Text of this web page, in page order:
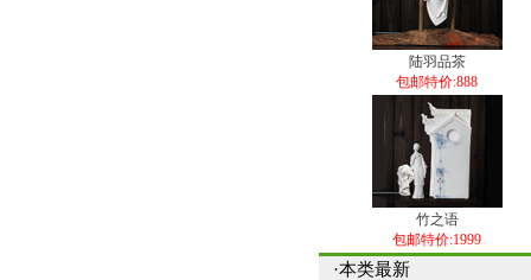
陆羽品茶
包邮特价:888
竹之语
包邮特价:1999
·本类最新